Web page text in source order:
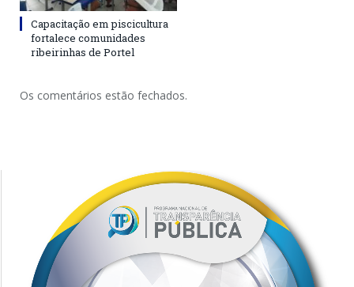
Capacitação em piscicultura
fortalece comunidades
ribeirinhas de Portel
Os comentários estão fechados.